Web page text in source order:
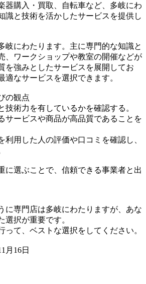
器購入・買取、自転車など、多岐にわ
識と技術を活かしたサービスを提供し
岐にわたります。主に専門的な知識と
、ワークショップや教室の開催などが
を強みとしたサービスを展開してお
適なサービスを選択できます。
の観点
技術力を有しているかを確認する。
サービスや商品が高品質であることを
利用した人の評価や口コミを確認し、
に選ぶことで、信頼できる事業者と出
に専門店は多岐にわたりますが、あな
選択が重要です。
って、ベストな選択をしてください。
月16日